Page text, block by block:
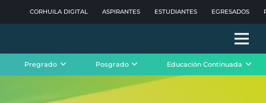
CORHUILA DIGITAL ASPIRANTES ESTUDIANTES EGRESADOS
Pregrado Posgrado Educación Continuada